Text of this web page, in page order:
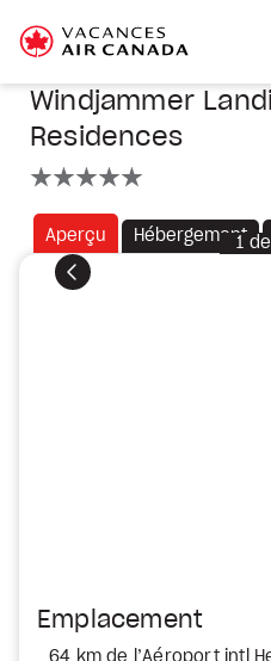
Windjammer
Residences
Aperçu Hébergement
Précédent
1
Emplacement
64 km de l’Aéroport intl